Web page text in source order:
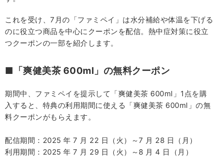
これを受け、7月の「ファミペイ」は水分補給や体温を下げる
のに役立つ商品を中心にクーポンを配信。熱中症対策に役立
つクーポンの一部を紹介します。
■「爽健美茶 600ml」の無料クーポン
期間中、ファミペイを提示して「爽健美茶 600ml」1点を購
入すると、特典の利用期間に使える「爽健美茶 600ml」の無
料クーポンがもらえます。
配信期間：2025 年 7 月 22 日（火）～7 月 28 日（月）
利用期間：2025 年 7 月 29 日（火）～8 月 4 日（月）